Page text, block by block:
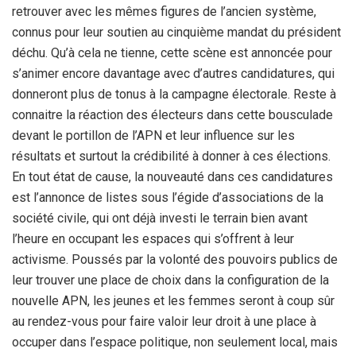
retrouver avec les mêmes figures de l’ancien système,
connus pour leur soutien au cinquième mandat du président
déchu. Qu’à cela ne tienne, cette scène est annoncée pour
s’animer encore davantage avec d’autres candidatures, qui
donneront plus de tonus à la campagne électorale. Reste à
connaitre la réaction des électeurs dans cette bousculade
devant le portillon de l’APN et leur influence sur les
résultats et surtout la crédibilité à donner à ces élections.
En tout état de cause, la nouveauté dans ces candidatures
est l’annonce de listes sous l’égide d’associations de la
société civile, qui ont déjà investi le terrain bien avant
l’heure en occupant les espaces qui s’offrent à leur
activisme. Poussés par la volonté des pouvoirs publics de
leur trouver une place de choix dans la configuration de la
nouvelle APN, les jeunes et les femmes seront à coup sûr
au rendez-vous pour faire valoir leur droit à une place à
occuper dans l’espace politique, non seulement local, mais